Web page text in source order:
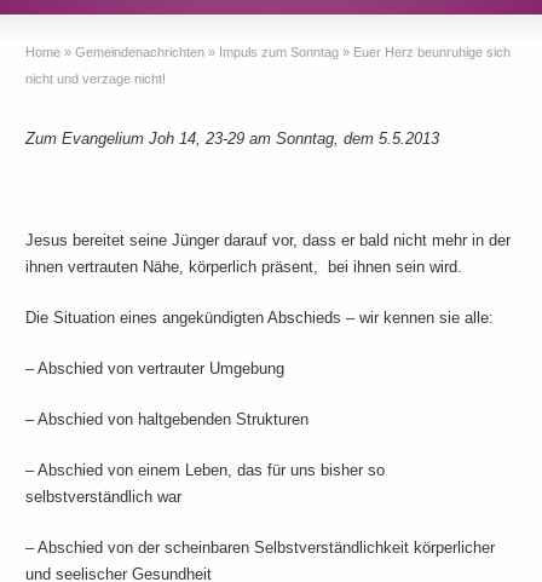
Home » Gemeindenachrichten » Impuls zum Sonntag » Euer Herz beunruhige sich
nicht und verzage nicht!
Zum Evangelium Joh 14, 23-29 am Sonntag, dem 5.5.2013
Jesus bereitet seine Jünger darauf vor, dass er bald nicht mehr in der
ihnen vertrauten Nähe, körperlich präsent, bei ihnen sein wird.
Die Situation eines angekündigten Abschieds – wir kennen sie alle:
– Abschied von vertrauter Umgebung
– Abschied von haltgebenden Strukturen
– Abschied von einem Leben, das für uns bisher so
selbstverständlich war
– Abschied von der scheinbaren Selbstverständlichkeit körperlicher
und seelischer Gesundheit